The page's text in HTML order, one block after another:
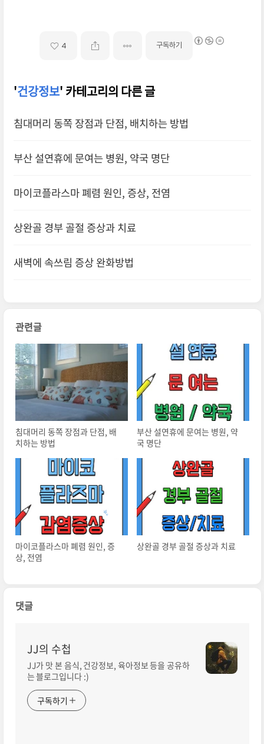
4 구독하기
'건강정보' 카테고리의 다른 글
침대머리 동쪽 장점과 단점, 배치하는 방법
부산 설연휴에 문여는 병원, 약국 명단
마이코플라스마 폐렴 원인, 증상, 전염
상완골 경부 골절 증상과 치료
새벽에 속쓰림 증상 완화방법
관련글
침대머리 동쪽 장점과 단점, 배
치하는 방법
부산 설연휴에 문여는 병원, 약
국 명단
마이코플라스마 폐렴 원인, 증
상, 전염
상완골 경부 골절 증상과 치료
댓글
JJ의 수첩
JJ가 맛 본 음식, 건강정보, 육아정보 등을 공유하
는 블로그입니다 :)
구독하기